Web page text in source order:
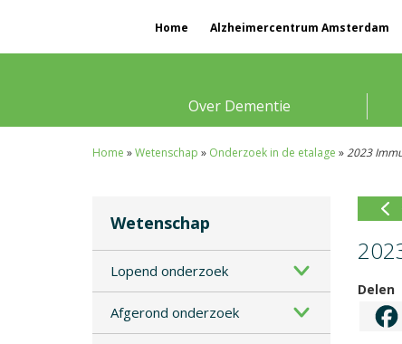
Home Alzheimercentrum Amsterdam
Over Dementie
Home »Wetenschap » Onderzoek in de etalage »2023
Wetenschap
Lopend onderzoek
Afgerond onderzoek
Delen